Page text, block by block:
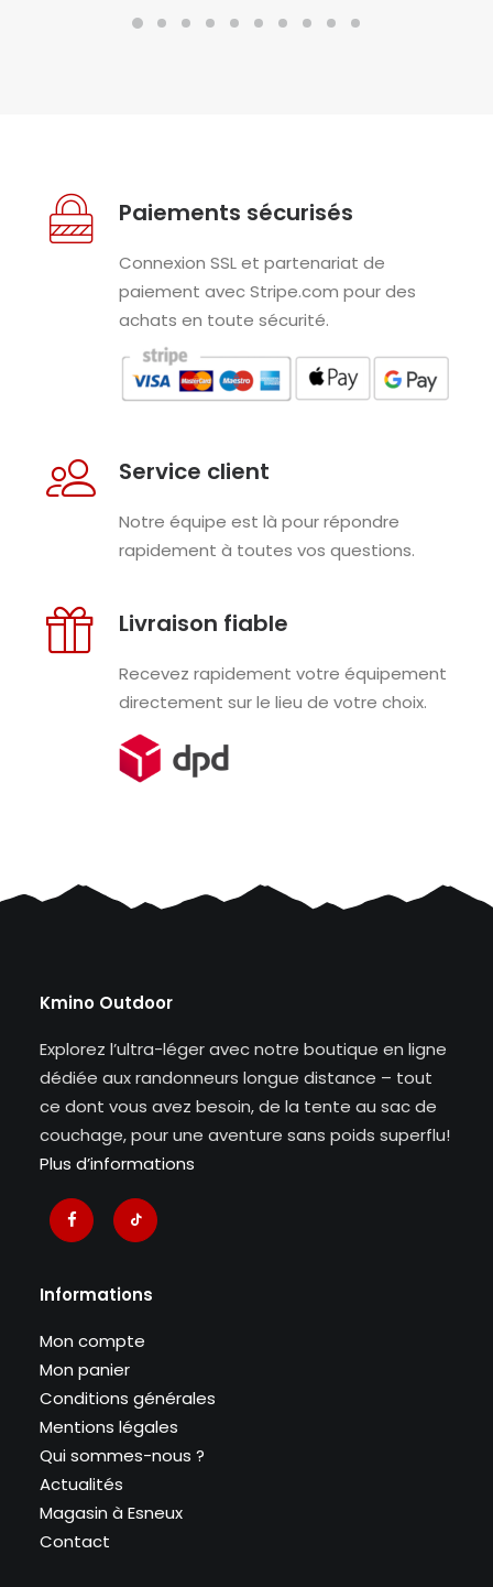
Paiements sécurisés
Connexion SSL et partenariat de
paiement avec Stripe.com pour des
achats en toute sécurité.
Service client
Notre équipe est là pour répondre
rapidement à toutes vos questions.
Livraison fiable
Recevez rapidement votre équipement
directement sur le lieu de votre choix.
Kmino Outdoor
Explorez l’ultra-léger avec notre boutique en ligne
dédiée aux randonneurs longue distance – tout
ce dont vous avez besoin, de la tente au sac de
couchage, pour une aventure sans poids superflu!
Plus d’informations
Informations
Mon compte
Mon panier
Conditions générales
Mentions légales
Qui sommes-nous ?
Actualités
Magasin à Esneux
Contact